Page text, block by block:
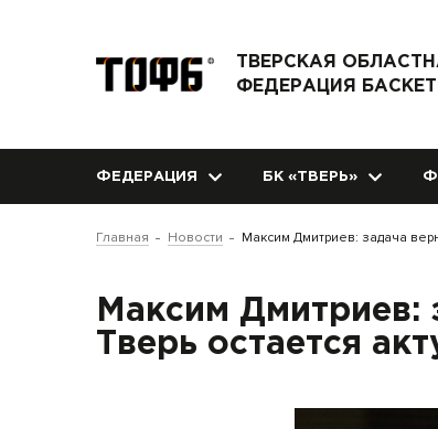
ТВЕРСКАЯ
ФЕДЕРАЦИЯ
ФЕДЕРАЦИЯ БК «ТВЕРЬ»
Главная Новости Максим Дмитриев: задача
Максим Дмитриев:
Тверь остается